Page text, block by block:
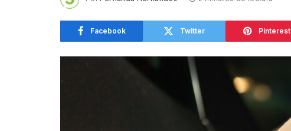
Facebook Twitter Pinterest